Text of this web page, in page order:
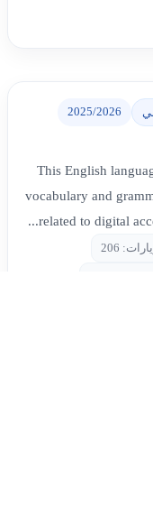
2025/2026
This English
vocabulary and
related to digital
206